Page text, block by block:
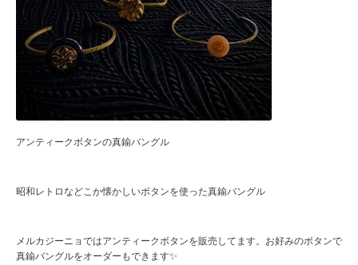
アンティークボタンの真鍮バングル
昭和レトロなどこか懐かしいボタンを使った真鍮バングル
メルカジーニョではアンティークボタンを販売してます。お好みのボタンで
真鍮バングルをオーダーもできます✨